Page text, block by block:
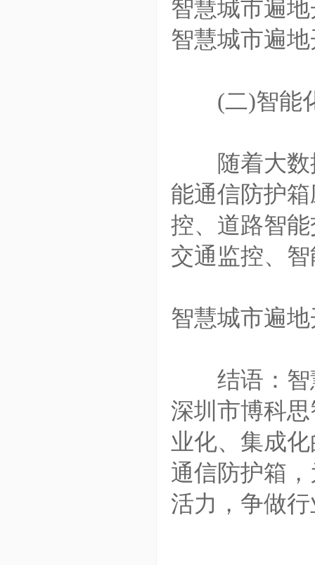
智慧城市遍
智慧城市遍
(二)智能化
随着大数据
能通信防护
控、道路智
交通监控、
智慧城市遍
结语：智慧
深圳市博科
业化、集成
通信防护箱
活力，争做